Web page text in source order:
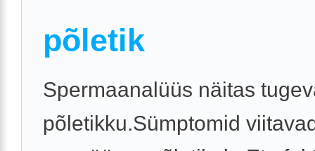
põletik
Spermaanalüüs näitas
põletikku.Sümptomid